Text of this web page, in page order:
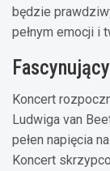
będzie
pełnym emocji i
Koncert
Ludwiga van
pełen napięcia
Koncert